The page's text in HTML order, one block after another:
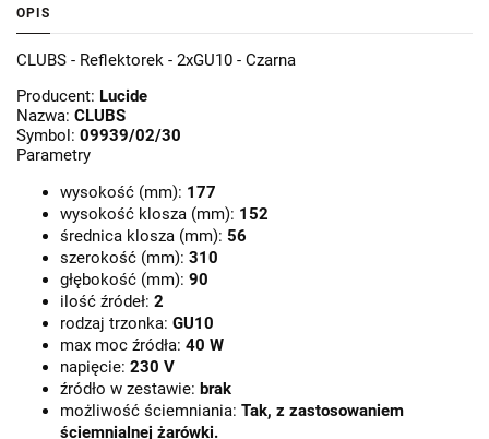
OPIS
CLUBS - Reflektorek - 2xGU10 - Czarna
Producent: Lucide
Nazwa: CLUBS
Symbol: 09939/02/30
Parametry
wysokość (mm): 177
wysokość klosza (mm): 152
średnica klosza (mm): 56
szerokość (mm): 310
głębokość (mm): 90
ilość źródeł: 2
rodzaj trzonka: GU10
max moc źródła: 40 W
napięcie: 230 V
źródło w zestawie: brak
możliwość ściemniania: Tak, z zastosowaniem
ściemnialnej żarówki.